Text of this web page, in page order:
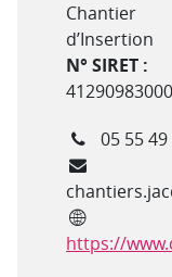
Chantier
d’Insertion
N° SIRET :
Téléphone
05 55
Courriel
Site internet
https://